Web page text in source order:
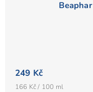
249 Kč
Měrná
166 Kč / 100 ml